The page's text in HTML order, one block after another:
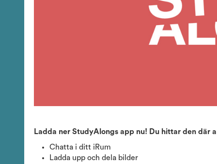
Ladda ner StudyAlongs app nu! Du hittar den där
Chatta i ditt iRum
Ladda upp och dela bilder